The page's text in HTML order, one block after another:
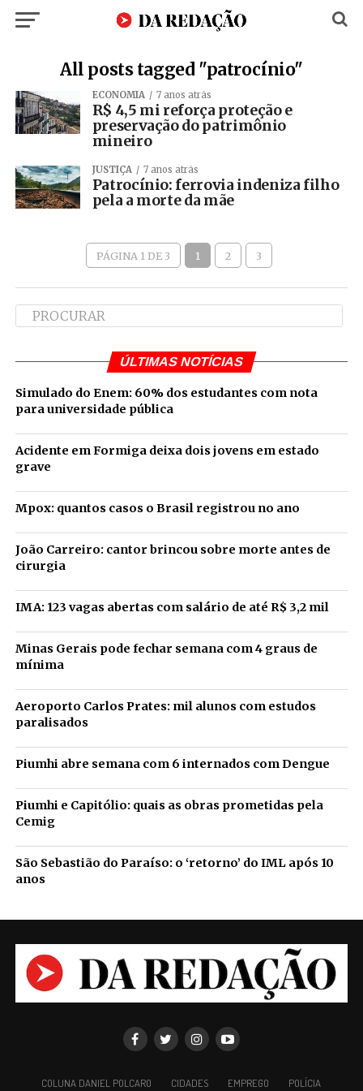
All posts tagged "patrocínio"
ECONOMIA 7 anos atrás
R$ 4,5 mi reforça proteção e
preservação do patrimônio
mineiro
JUSTIÇA 7 anos atrás
Patrocínio: ferrovia indeniza filho
pela a morte da mãe
PÁGINA 1 DE 3 1 2 3
ÚLTIMAS NOTÍCIAS
Simulado do Enem: 60% dos estudantes com nota
para universidade pública
Acidente em Formiga deixa dois jovens em estado
grave
Mpox: quantos casos o Brasil registrou no ano
João Carreiro: cantor brincou sobre morte antes de
cirurgia
IMA: 123 vagas abertas com salário de até R$ 3,2 mil
Minas Gerais pode fechar semana com 4 graus de
mínima
Aeroporto Carlos Prates: mil alunos com estudos
paralisados
Piumhi abre semana com 6 internados com Dengue
Piumhi e Capitólio: quais as obras prometidas pela
Cemig
São Sebastião do Paraíso: o ‘retorno’ do IML após 10
anos
COLUNA DANIEL POLCARO CIDADES EMPREGO POLÍCIA